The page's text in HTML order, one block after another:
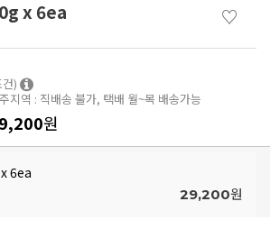
x 6ea ♡
)
지역 : 직배송 불가, 택배 월~목 배송가능
원
6ea
29,200원